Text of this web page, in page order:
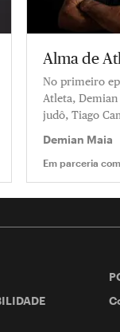
Alma de
No primeiro
Atleta,
judô, Tiago
Demian Maia
Em parceria com